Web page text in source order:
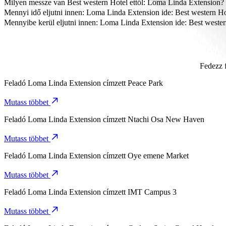
A legmegfizethetőbb módja az utazásnak innen: Loma Linda
Milyen messze van Best western Hotel ettől: Loma Linda Extension?
Best western Hotel körülbelül 6 km távolságra van Loma Linda
Mennyi idő eljutni innen: Loma Linda Extension ide: Best western
Körülbelül 14 p időt vesz igénybe eljutni innen: Loma Linda
Mennyibe kerül eljutni innen: Loma Linda Extension ide: Best
Az utazás várható ára innen: Loma Linda Extension ide: Best
Fedezz
Feladó Loma Linda Extension címzett Peace Park
Mutass többet
Feladó Loma Linda Extension címzett Ntachi Osa New Haven
Mutass többet
Feladó Loma Linda Extension címzett Oye emene Market
Mutass többet
Feladó Loma Linda Extension címzett IMT Campus 3
Mutass többet